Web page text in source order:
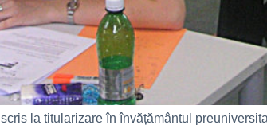
la titularizare în învățământul